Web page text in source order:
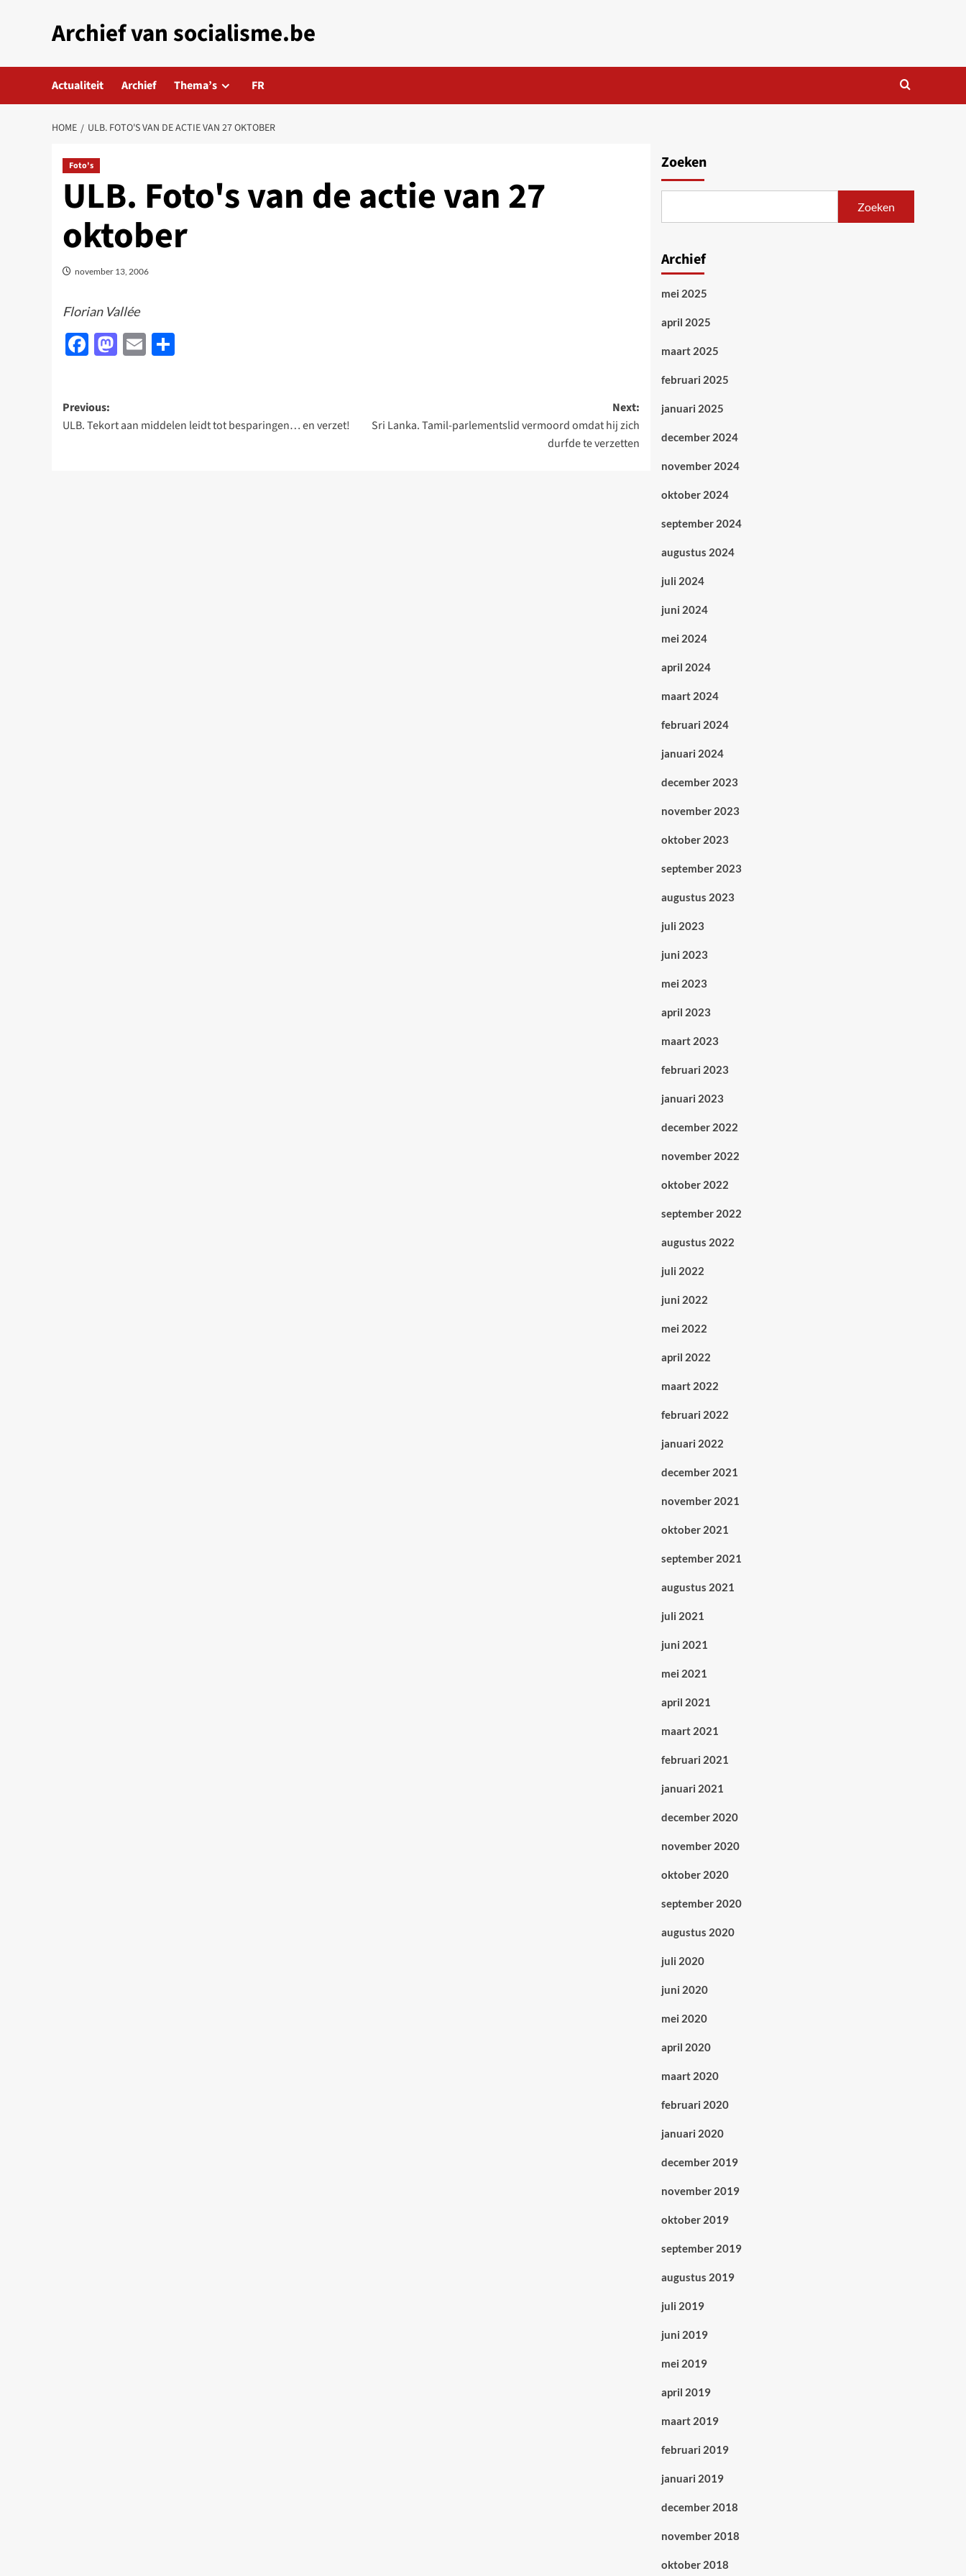
Archief van socialisme.be
Actualiteit Archief Thema’s FR
HOME ULB. FOTO'S VAN DE ACTIE VAN 27 OKTOBER
Foto's
ULB. Foto's van de actie van 27
oktober
november 13, 2006
Florian Vallée
Facebook
Mastodon
Email
Post
navigation
Previous:
ULB. Tekort aan middelen leidt tot besparingen… en verzet!
Next:
Sri Lanka. Tamil-parlementslid vermoord omdat hij zich
durfde te verzetten
Zoeken
Zoeken
Archief
mei 2025
april 2025
maart 2025
februari 2025
januari 2025
december 2024
november 2024
oktober 2024
september 2024
augustus 2024
juli 2024
juni 2024
mei 2024
april 2024
maart 2024
februari 2024
januari 2024
december 2023
november 2023
oktober 2023
september 2023
augustus 2023
juli 2023
juni 2023
mei 2023
april 2023
maart 2023
februari 2023
januari 2023
december 2022
november 2022
oktober 2022
september 2022
augustus 2022
juli 2022
juni 2022
mei 2022
april 2022
maart 2022
februari 2022
januari 2022
december 2021
november 2021
oktober 2021
september 2021
augustus 2021
juli 2021
juni 2021
mei 2021
april 2021
maart 2021
februari 2021
januari 2021
december 2020
november 2020
oktober 2020
september 2020
augustus 2020
juli 2020
juni 2020
mei 2020
april 2020
maart 2020
februari 2020
januari 2020
december 2019
november 2019
oktober 2019
september 2019
augustus 2019
juli 2019
juni 2019
mei 2019
april 2019
maart 2019
februari 2019
januari 2019
december 2018
november 2018
oktober 2018